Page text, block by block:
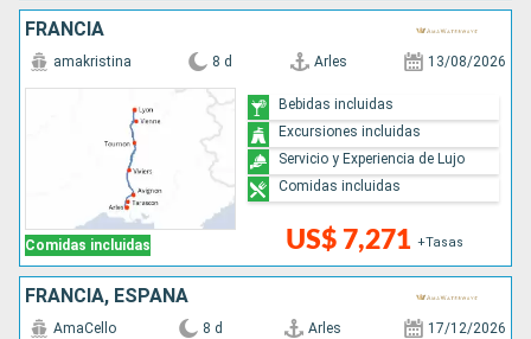
FRANCIA
Comidas incluidas
amakristina 8 d Arles 13/08/2026
US$ 7,271 +Tasas
Bebidas incluidas
Excursiones incluidas
Servicio y Experiencia de Lujo
Comidas incluidas
FRANCIA, ESPAÑA
AmaCello 8 d Arles 17/12/2026